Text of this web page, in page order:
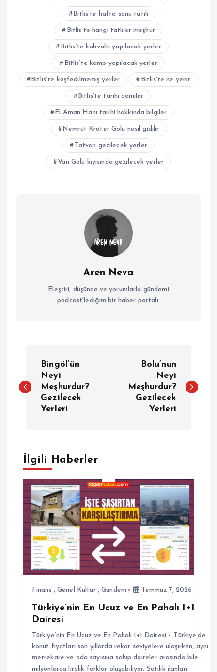
Bitlis’te hafta sonu tatili
Bitlis’te hangi tatlılar meşhur
Bitlis’te kahvaltı yapılacak yerler
Bitlis’te kamp yapılacak yerler
Bitlis’te keşfedilmemiş yerler Bitlis’te ne yenir
Bitlis’te tarihi camiler
El Aman Hanı tarihi hakkında bilgiler
Nemrut Krater Gölü nasıl gidilir
Tatvan gezilecek yerler
Van Gölü kıyısında gezilecek yerler
Aren Neva
Eleştiri, düşünce ve yorumlarla gündemi
podcast'lediğim bir haber portalı.
a
g
e
z
n
m
Bingöl’ün
Neyi
Meşhurdur?
Gezilecek
Yerleri
Bolu’nun
Neyi
Meşhurdur?
Gezilecek
Yerleri
İlgili Haberler
Finans ,Genel Kültür,Gündem Temmuz 7, 2026
Türkiye’nin En Ucuz ve En Pahalı 1+1
Dairesi
Türkiye’nin En Ucuz ve En Pahalı 1+1 Dairesi – Türkiye’de
konut fiyatları son yıllarda rekor seviyelere ulaşırken, aynı
metrekare ve oda sayısına sahip daireler arasında bile
milyonlarca liralık farklar oluşabiliyor. Satılık ilanları